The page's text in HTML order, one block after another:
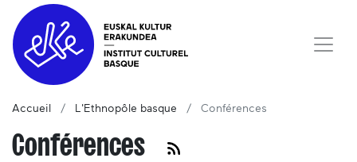
Accueil L'Ethnopôle basque Conférences
Conférences